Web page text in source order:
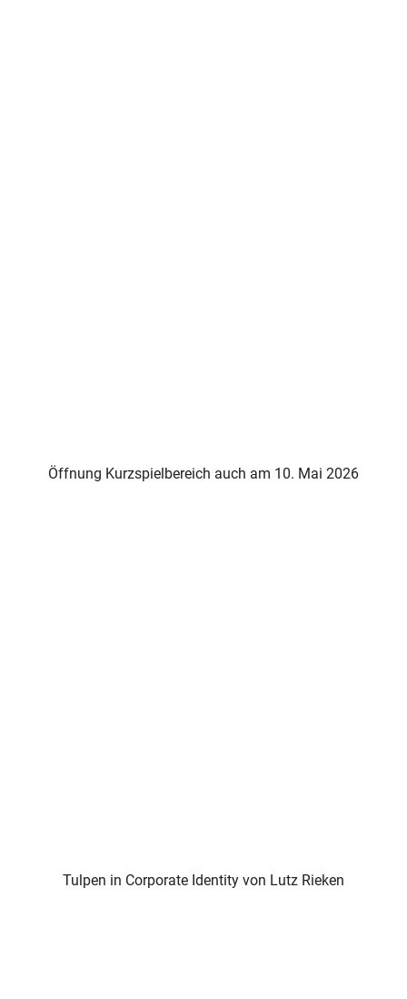
Öffnung Kurzspielbereich auch am 10. Mai 2026
Tulpen in Corporate Identity von Lutz Rieken